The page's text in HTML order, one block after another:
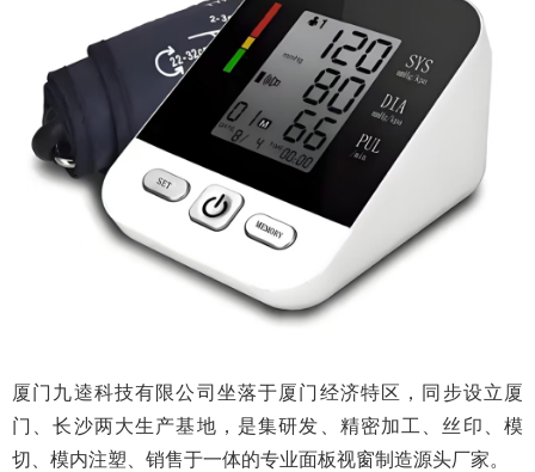
厦门 九逵科技有限公司坐落于厦门经济特区，同步设立厦
门、长沙两大生产基地，是集研发、精密加工、丝印、模
切、模内注塑、销售于一体的专业面板视窗制造源头厂家。